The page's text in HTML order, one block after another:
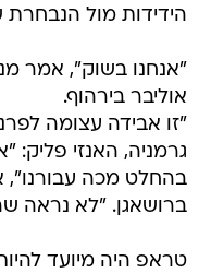
הידידות מול הנבחרת
"אנחנו בשוק", אמר
אוליבר בירהוף.
"זו אבידה עצומה
גרמניה, האנזי פליק:
בהחלט מכה עבורנו",
ברושאגן. "לא נראה
טראפ היה מיועד